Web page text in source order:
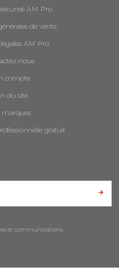
AM Pro
de vente
AM Pro
nous
compte
du site
marques
gratuit
et communications